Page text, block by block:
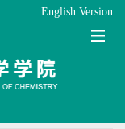
English Version